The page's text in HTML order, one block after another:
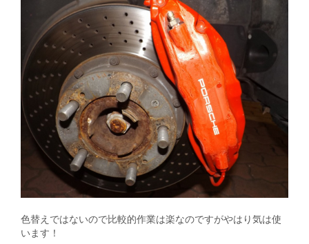
色替えではないので比較的作業は楽なのですがやはり気は使
います！